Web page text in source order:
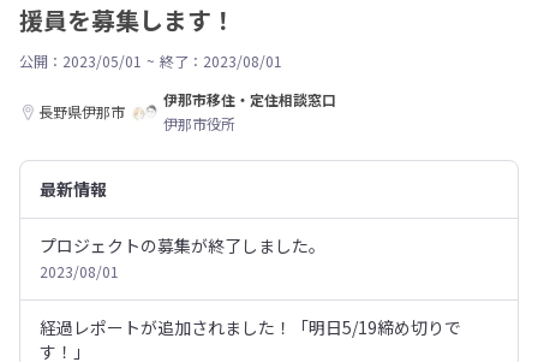
援員を募集します！
公開：2023/05/01 ~ 終了：2023/08/01
長野県伊那市
伊那市移住・定住相談窓口
伊那市役所
最新情報
プロジェクトの募集が終了しました。
2023/08/01
経過レポートが追加されました！「明日5/19締め切りで
す！」